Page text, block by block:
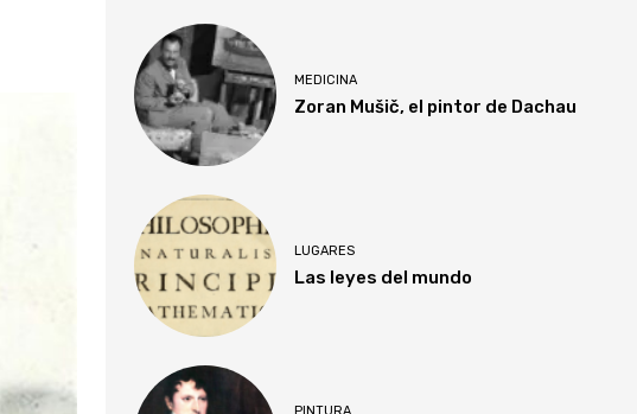
MEDICINA
Zoran Mušič, el pintor de Dachau
LUGARES
Las leyes del mundo
PINTURA